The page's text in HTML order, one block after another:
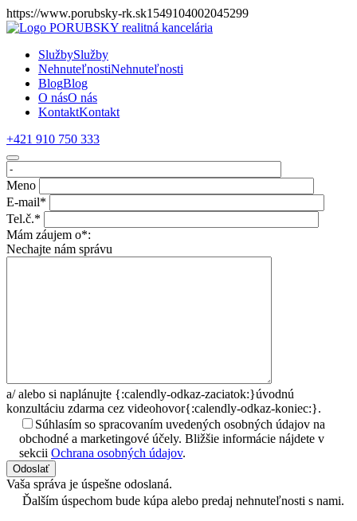
https://www.porubsky-rk.sk1549104002045299
SlužbySlužby
NehnuteľnostiNehnuteľnosti
BlogBlog
O násO nás
KontaktKontakt
+421 910 750 333
Meno
E-mail*
Tel.č.*
Mám záujem o*:
Nechajte nám správu
a/alebo si naplánujte {:calendly-odkaz-zaciatok:}úvodnú
konzultáciu zdarma cez videohovor{:calendly-odkaz-koniec:}.
Súhlasím so spracovaním uvedených osobných údajov na
obchodné a marketingové účely. Bližšie informácie nájdete v
sekcii Ochrana osobných údajov.
Odoslať
Vaša správa je úspešne odoslaná.
Ďalším úspechom bude kúpa alebo predaj nehnuteľnosti s nami.